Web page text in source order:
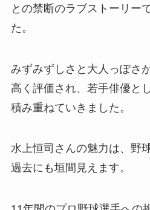
との禁断のラブストーリー
た。
みずみずしさと大人っぽさ
高く評価され、若手俳優と
積み重ねていきました。
水上恒司さんの魅力は、野
過去にも垣間見えます。